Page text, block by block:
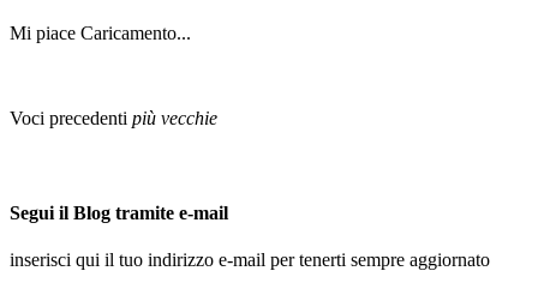
Mi piace Caricamento...
Voci precedenti più vecchie
Segui il Blog tramite e-mail
inserisci qui il tuo indirizzo e-mail per tenerti sempre aggiornato